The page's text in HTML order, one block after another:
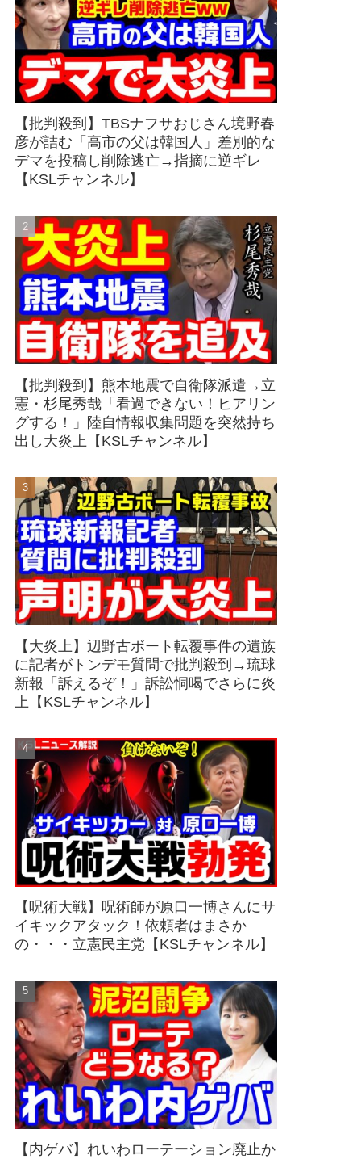
【批判殺到】TBSナフサおじさん境野春
彦が詰む「高市の父は韓国人」差別的な
デマを投稿し削除逃亡→指摘に逆ギレ
【KSLチャンネル】
【批判殺到】熊本地震で自衛隊派遣→立
憲・杉尾秀哉「看過できない！ヒアリン
グする！」陸自情報収集問題を突然持ち
出し大炎上【KSLチャンネル】
【大炎上】辺野古ボート転覆事件の遺族
に記者がトンデモ質問で批判殺到→琉球
新報「訴えるぞ！」訴訟恫喝でさらに炎
上【KSLチャンネル】
【呪術大戦】呪術師が原口一博さんにサ
イキックアタック！依頼者はまさか
の・・・立憲民主党【KSLチャンネル】
【内ゲバ】れいわローテーション廃止か